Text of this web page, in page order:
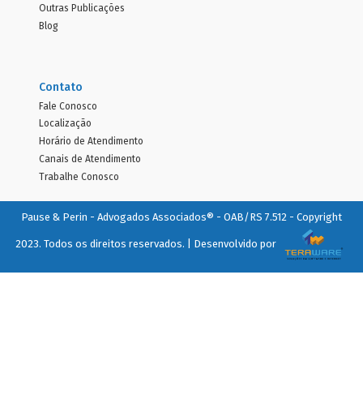
Outras Publicações
Blog
Contato
Fale Conosco
Localização
Horário de Atendimento
Canais de Atendimento
Trabalhe Conosco
Pause & Perin - Advogados Associados® - OAB/RS 7.512 - Copyright
2023. Todos os direitos reservados. | Desenvolvido por